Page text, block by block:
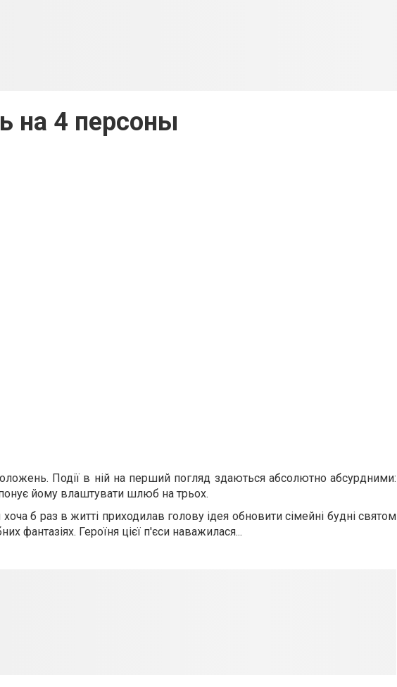
на 4 персоны
Події в ній на перший погляд здаються абсолютно абсурдними:
йому влаштувати шлюб на трьох.
б раз в житті приходилав голову ідея обновити сімейні будні святом
фантазіях. Героїня цієї п'єси наважилася...